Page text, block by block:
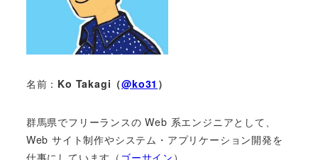
名前： Ko Takagi（@ko31 ）
群馬県でフリーランスの Web 系エンジニアとして、
Web サイト制作やシステム・アプリケーション開発を
仕事にしています（ ゴーサイン ）。